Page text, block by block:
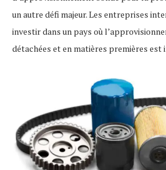
un autre défi majeur. Les entreprises
investir dans un pays où
détachées et en matières premières est